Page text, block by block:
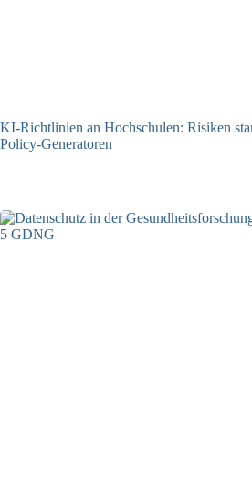
KI-Richtlinien an Hochschulen: Risiken
Policy-Generatoren